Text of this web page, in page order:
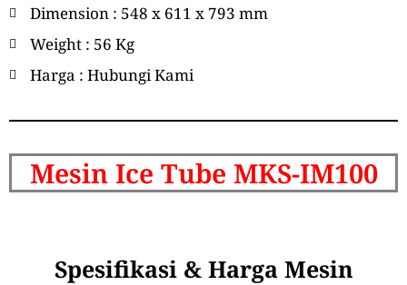
Dimension : 548 x 611 x 793 mm
Weight : 56 Kg
Harga : Hubungi Kami
Mesin Ice Tube MKS-IM100
Spesifikasi & Harga Mesin